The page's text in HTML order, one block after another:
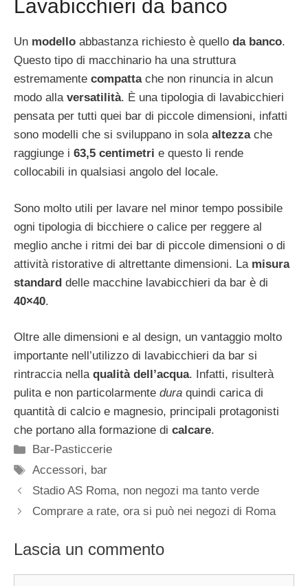
Lavabicchieri da banco
Un modello abbastanza richiesto è quello da banco.
Questo tipo di macchinario ha una struttura
estremamente compattache non rinuncia in alcun
modo alla versatilità. È una tipologia di lavabicchieri
pensata per tutti quei bar di piccole dimensioni, infatti
sono modelli che si sviluppano in sola altezzache
raggiunge i 63,5 centimetri e questo li rende
collocabili in qualsiasi angolo del locale.
Sono molto utili per lavare nel minor tempo possibile
ogni tipologia di bicchiere o calice per reggere al
meglio anche i ritmi dei bar di piccole dimensioni o di
attività ristorative di altrettante dimensioni. La misura
standard delle macchine lavabicchieri da bar è di
40×40.
Oltre alle dimensioni e al design, un vantaggio molto
importante nell’utilizzo di lavabicchieri da bar si
rintraccia nella qualità dell’acqua. Infatti, risulterà
pulita e non particolarmente dura quindi carica di
quantità di calcio e magnesio, principali protagonisti
che portano alla formazione di calcare.
Categorie
Bar-Pasticcerie
Tag
Accessori, bar
Stadio AS Roma, non negozi ma tanto verde
Comprare a rate, ora si può nei negozi di Roma
Lascia un commento